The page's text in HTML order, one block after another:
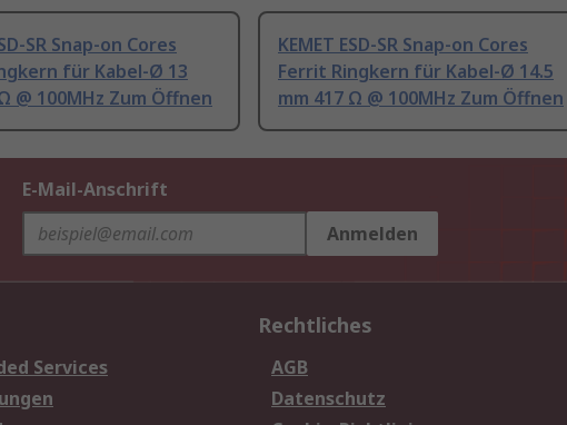
SR Snap-on Cores
für Kabel-Ø 13
@ 100MHz Zum Öffnen
KEMET ESD-SR Snap-on Cores
Ferrit Ringkern für Kabel-Ø 14.5
mm 417 Ω @ 100MHz Zum Öffnen
E-Mail-Anschrift
Anmelden
Services
Rechtliches
AGB
Datenschutz